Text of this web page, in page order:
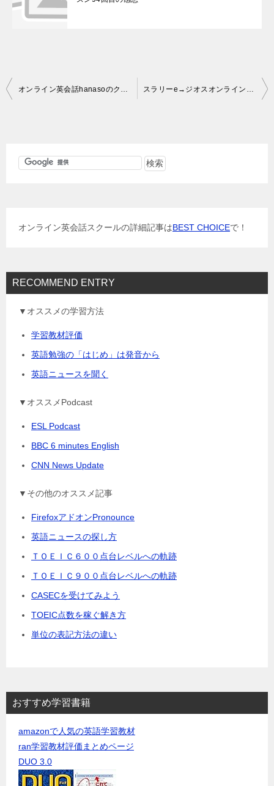
投
オンライン英会話スクールの詳細記事はBEST CHOICEで！
RECOMMEND ENTRY
▼オススメの学習方法
学習教材評価
英語勉強の「はじめ」は発音から
英語ニュースを聞く
▼オススメPodcast
ESL Podcast
BBC 6 minutes English
CNN News Update
▼その他のオススメ記事
FirefoxアドオンPronounce
英語ニュースの探し方
ＴＯＥＩＣ６００点台レベルへの軌跡
ＴＯＥＩＣ９００点台レベルへの軌跡
CASECを受けてみよう
TOEIC点数を稼ぐ解き方
単位の表記方法の違い
おすすめ学習書籍
amazonで人気の英語学習教材
ran学習教材評価まとめページ
DUO 3.0